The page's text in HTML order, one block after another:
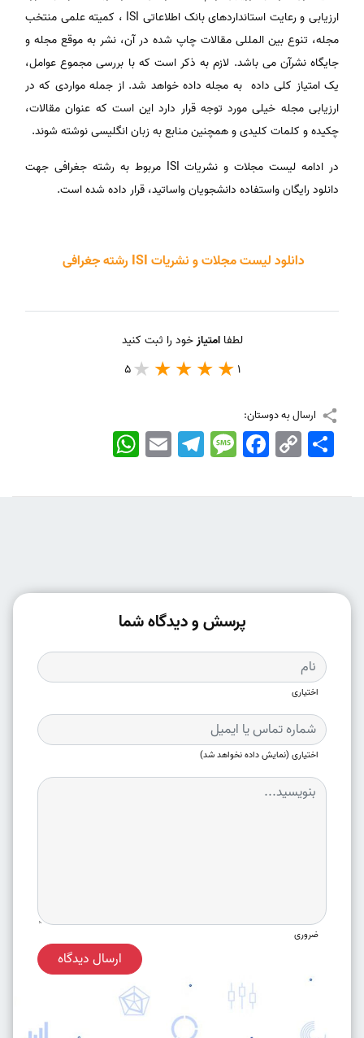
ارزیابی و رعایت استانداردهای بانک اطلاعاتی ISI ، کمیته علمی منتخب
مجله، تنوع بین المللی مقالات چاپ شده در آن، نشر به موقع مجله و
جایگاه نشرآن می باشد. لازم به ذکر است که با بررسی مجموع عوامل،
یک امتیاز کلی داده به مجله داده خواهد شد. از جمله مواردی که در
ارزیابی مجله خیلی مورد توجه قرار دارد این است که عنوان مقالات،
چکیده و کلمات کلیدی و همچنین منابع به زبان انگلیسی نوشته شوند.
در ادامه لیست مجلات و نشریات ISI مربوط به رشته جغرافی جهت
دانلود رایگان واستفاده دانشجویان واساتید، قرار داده شده است.
دانلود لیست مجلات و نشریات ISI رشته جغرافی
لطفاامتیازخود را ثبت کنید
1
5
ارسال به دوستان:
WhatsApp EmailTelegramMessageFacebook Copy
Link
اشتراک
پرسش و دیدگاه شما
اختیاری
اختیاری (نمایش داده نخواهد شد)
ضروری
ارسال دیدگاه